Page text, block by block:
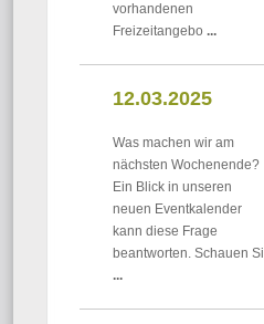
vorhandenen
Freizeitangebo ...
12.03.2025
Was machen wir am
nächsten Wochenende?
Ein Blick in unseren
neuen Eventkalender
kann diese Frage
beantworten. Schauen Si
...